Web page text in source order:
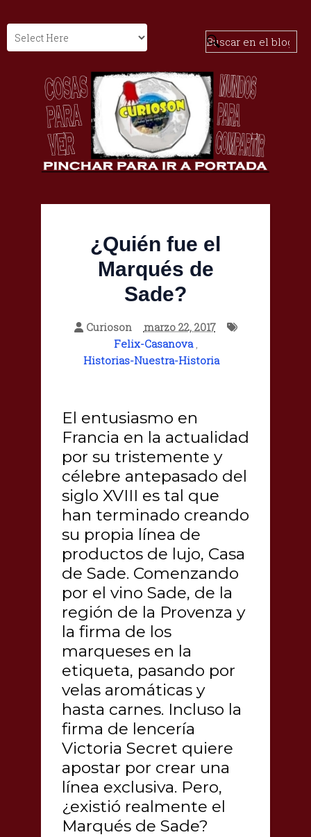
¿Quién fue el
Marqués de
Sade?
Curioson
marzo 22, 2017
Felix-Casanova,
Historias-Nuestra-Historia
El entusiasmo en
Francia en la actualidad
por su tristemente y
célebre antepasado del
siglo XVIII es tal que
han terminado creando
su propia línea de
productos de lujo, Casa
de Sade. Comenzando
por el vino Sade, de la
región de la Provenza y
la firma de los
marqueses en la
etiqueta, pasando por
velas aromáticas y
hasta carnes. Incluso la
firma de lencería
Victoria Secret quiere
apostar por crear una
línea exclusiva. Pero,
¿existió realmente el
Marqués de Sade?